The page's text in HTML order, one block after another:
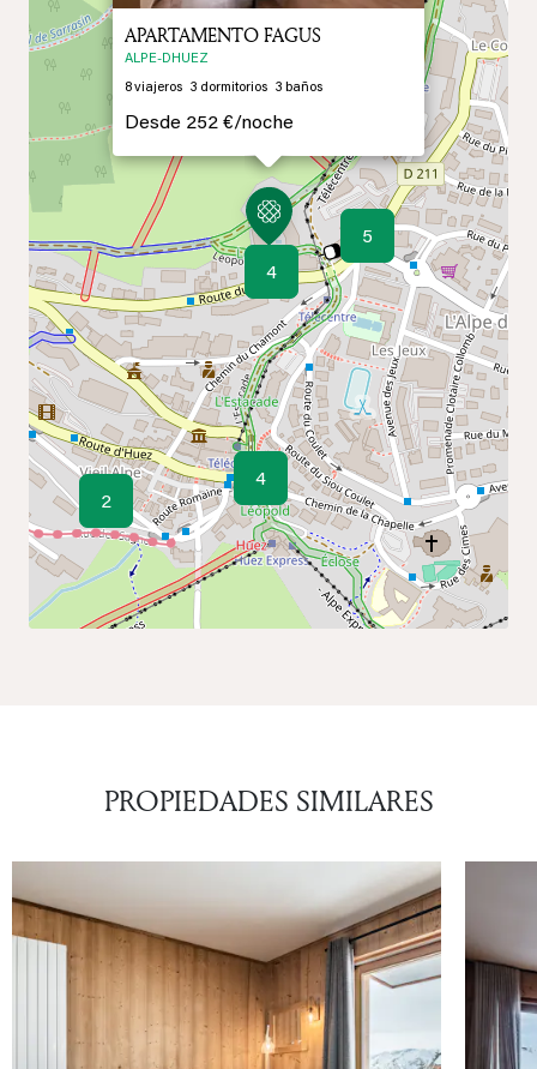
4
5
2
4
APARTAMENTO FAGUS
ALPE-DHUEZ
8viajeros 3 dormitorios 3 baños
Desde 252 €/noche
PROPIEDADES SIMILARES